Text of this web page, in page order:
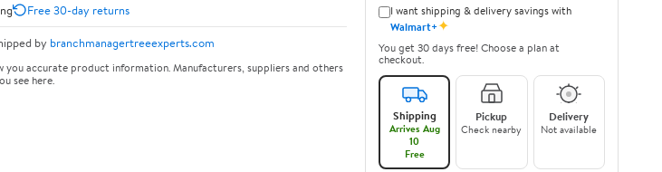
Free 30-day returns
by branchmanagertreeexperts.com
you accurate product information. Manufacturers, suppliers and others
see here.
I want shipping & delivery savings with
Walmart+✦
You get 30 days free! Choose a plan at
checkout.
Shipping
Arrives Aug
10
Free
Pickup
Check nearby
Delivery
Not available